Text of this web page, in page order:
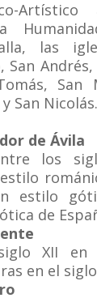
Artístico
las
San
San
San Nicolás.
de Ávila
los
estilo
de
XII en
en el siglo